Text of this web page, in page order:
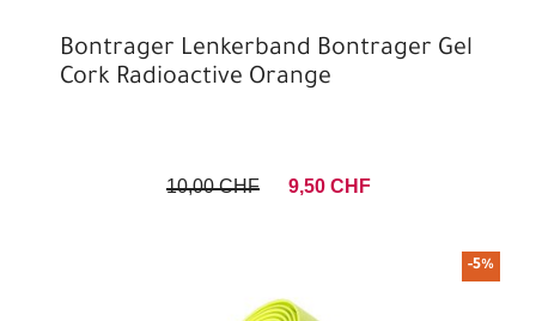
Bontrager Lenkerband Bontrager Gel
Cork Radioactive Orange
10,00 CHF 9,50 CHF
-5%